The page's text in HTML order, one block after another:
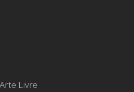
Livre